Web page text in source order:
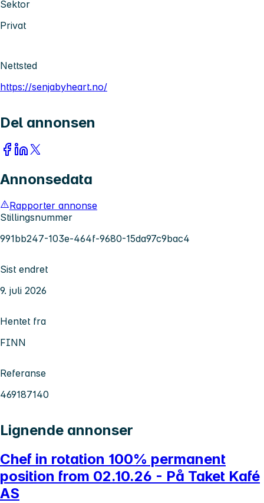
Sektor
Privat
Nettsted
https://senjabyheart.no/
Del annonsen
Annonsedata
Rapporter annonse
Stillingsnummer
991bb247-103e-464f-9680-15da97c9bac4
Sist endret
9. juli 2026
Hentet fra
FINN
Referanse
469187140
Lignende annonser
Chef in rotation 100% permanent
position from 02.10.26 - På Taket Kafé
AS